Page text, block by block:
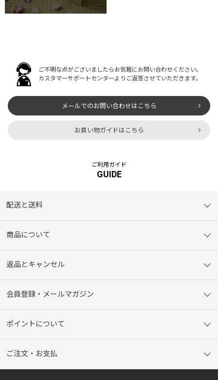
ご不明な点がございましたらお気軽にお問い合わせください。
カスタマーサポートセンターよりご返答させていただきます。
メールでのお問い合わせはこちら
お買い物ガイドはこちら
ご利用ガイド
GUIDE
配送と送料
商品について
返品とキャンセル
会員登録・メールマガジン
ポイントについて
ご注文・お支払